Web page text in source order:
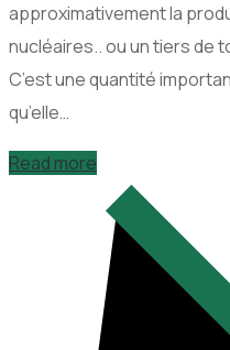
approximativement la
nucléaires.. ou un tiers de
C’est une quantité
qu’elle…
Read more